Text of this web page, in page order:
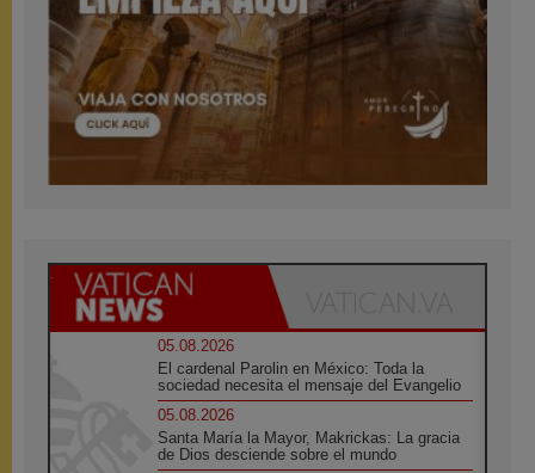
05.08.2026
El cardenal Parolin en México: Toda la
sociedad necesita el mensaje del Evangelio
05.08.2026
Santa María la Mayor, Makrickas: La gracia
de Dios desciende sobre el mundo